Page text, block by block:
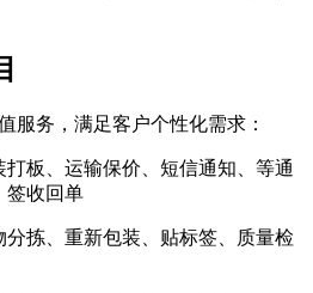
服务，满足客户个性化需求：
打板、运输保价、短信通知、等通
签收回单
分拣、重新包装、贴标签、质量检